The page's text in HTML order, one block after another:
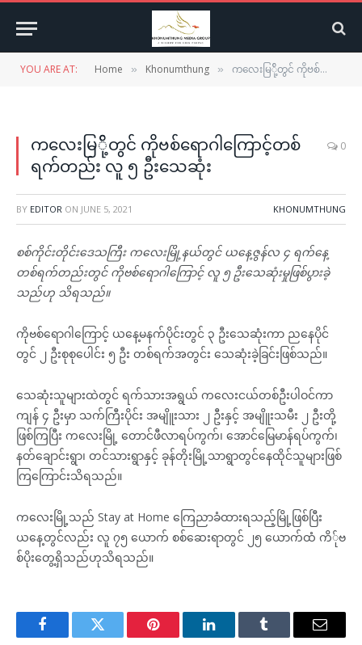
YOU ARE AT: Home » Khonumthung » ကလေးမြ်ို့တွင် ကိုဗစ်ရောဂါကြောင့်တစ်ရက်တည်း လူ ၅ ဦးသေဆုံး
ကလေးမြ်ို့တွင် ကိုဗစ်ရောဂါကြောင့်တစ်
ရက်တည်း လူ ၅ ဦးသေဆုံး
0
BY EDITOR ON JUNE 5, 2021 KHONUMTHUNG
စစ်ကိုင်းတိုင်းဒေသကြီး ကလေးမြို့နယ်တွင် ယနေ့ဇွန်လ ၄ ရက်နေ့
တစ်ရက်တည်းတွင် ကိုဗစ်ရောဂါကြောင့် လူ ၅ ဦးသေဆုံးမှုဖြစ်ပွားခဲ့
သည်ဟု သိရသည်။
ကိုဗစ်ရောဂါကြောင့် ယနေ့မနက်ပိုင်းတွင် ၃ ဦးသေဆုံးကာ ညနေပိုင်
တွင် ၂ ဦးစုစုပေါင်း ၅ ဦး တစ်ရက်အတွင်း သေဆုံးခဲ့ခြင်းဖြစ်သည်။
သေဆုံးသူများထဲတွင် ရက်သားအရွယ် ကလေးငယ်တစ်ဦးပါဝင်ကာ
ကျန် ၄ ဦးမှာ သက်ကြီးပိုင်း အမျိူးသား ၂ ဦးနှင့် အမျိူးသမီး ၂ ဦးတို့
ဖြစ်ကြပြီး ကလေးမြို့ တောင်ဖီလာရပ်ကွက်၊ အောင်မြေမာန်ရပ်ကွက်၊
နတ်ချောင်းရွာ၊ တင်သားရွာနှင့် ခုန်တိုးမြို့သာရွာတွင်နေထိုင်သူများဖြစ်
ကြကြောင်းသိရသည်။
ကလေးမြို့သည် Stay at Home ကြေညာခံထားရသည့်မြို့ဖြစ်ပြီး
ယနေ့တွင်လည်း လူ ၇၅ ယောက် စစ်ဆေးရာတွင် ၂၅ ယောက်ထံ ကိ်ုဗ
စ်ပိုးတွေ့ရှိသည်ဟုသိရသည်။
FacebookTwitter Pinterest LinkedInTumblr Email